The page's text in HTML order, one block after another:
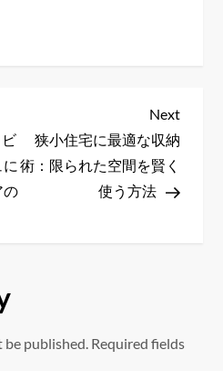
の
Next
Post
Next
狭小住宅に最適な収納
術：限られた空間を賢く
使う方法
be published. Required fields